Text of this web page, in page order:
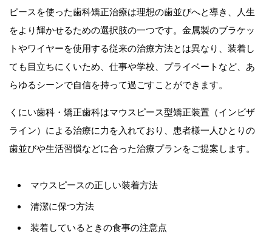
ピースを使った歯科矯正治療は理想の歯並びへと導き、人生
をより輝かせるための選択肢の一つです。金属製のブラケッ
トやワイヤーを使用する従来の治療方法とは異なり、装着し
ても目立ちにくいため、仕事や学校、プライベートなど、あ
らゆるシーンで自信を持って過ごすことができます。
くにい歯科・矯正歯科はマウスピース型矯正装置（インビザ
ライン）による治療に力を入れており、患者様一人ひとりの
歯並びや生活習慣などに合った治療プランをご提案します。
マウスピースの正しい装着方法
清潔に保つ方法
装着しているときの食事の注意点